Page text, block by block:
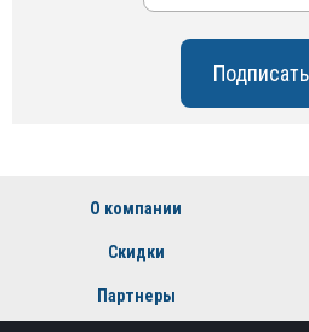
О компании
Скидки
Партнеры